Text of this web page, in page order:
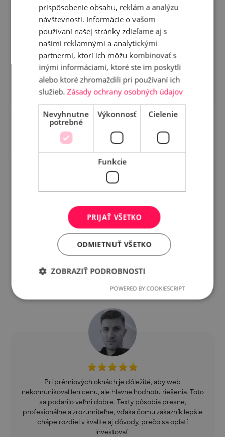
Pri prémiových oknách je dôležité, aby web
nekomunikoval len cenu, ale hlavne hodnotu riešenia. Toto
sa podarilo veľmi dobre. Texty pôsobia presne,
profesionálne a zrozumiteľne, vďaka čomu zákazník lepšie
chápe rozdiel v kvalite aj dôvody, prečo sa oplatí
investovať.
Vivaat
nekomunikoval len cenu, ale hlavne hodnotu riešenia. Toto
sa podarilo veľmi dobre. Texty pôsobia presne,
profesionálne a zrozumiteľne, vďaka čomu zákazník lepšie
chápe rozdiel v kvalite aj dôvody, prečo sa oplatí
BeeWood
Pri prémiových oknách je dôležité, aby web
nekomunikoval len cenu, ale hlavne hodnotu riešenia. Toto
sa podarilo veľmi dobre. Texty pôsobia presne,
profesionálne a zrozumiteľne, vďaka čomu zákazník lepšie
chápe rozdiel v kvalite aj dôvody, prečo sa oplatí
investovať.
prispôsobenie obsahu, reklám a analýzu
návštevnosti. Informácie o vašom
používaní našej stránky zdieľame aj s
našimi reklamnými a analytickými
partnermi, ktorí ich môžu kombinovať s
inými informáciami, ktoré ste im poskytli
alebo ktoré zhromaždili pri používaní ich
služieb.Zásady ochrany osobných údajov
Nevyhnutne
potrebné
Výkonnosť Cielenie
Funkcie
PRIJAŤ VŠETKO
ODMIETNUŤ VŠETKO
ZOBRAZIŤ PODROBNOSTI
POWERED BY COOKIESCRIPT